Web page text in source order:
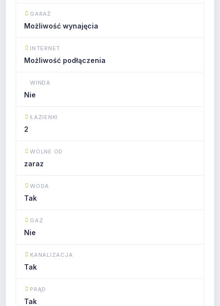
GARAŻ
Możliwość wynajęcia
INTERNET
Możliwość podłączenia
WINDA
Nie
ŁAZIENKI
2
WOLNE OD
zaraz
WODA
Tak
GAZ
Nie
KANALIZACJA
Tak
PRĄD
Tak